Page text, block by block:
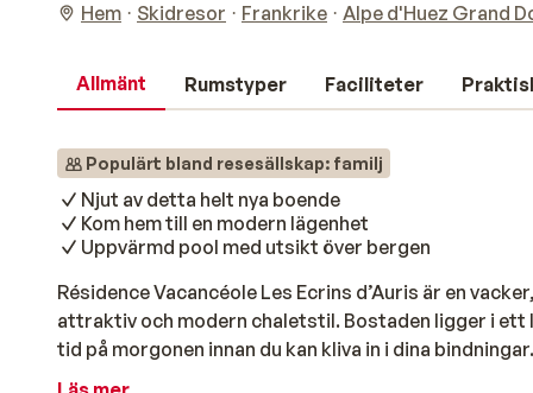
Hem Skidresor Frankrike Alpe d'Huez Grand
Allmänt Rumstyper Faciliteter
Populärt bland resesällskap: familj
Njut av detta helt nya boende
Kom hem till en modern lägenhet
Uppvärmd pool med utsikt över bergen
Résidence Vacancéole Les Ecrins d’Auris är en
attraktiv och modern chaletstil. Bostaden ligger i ett
tid på morgonen innan du kan kliva in i dina
200 meter bort. Lägenheterna är rymliga och